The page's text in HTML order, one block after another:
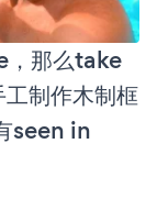
那么take
制作木制框
seen in